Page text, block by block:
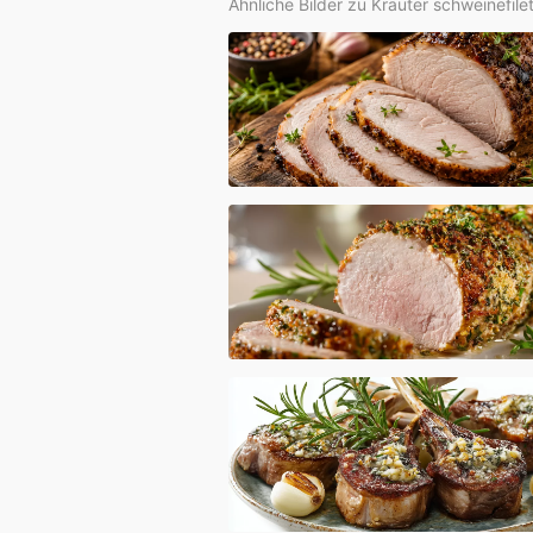
Ähnliche Bilder zu Kräuter